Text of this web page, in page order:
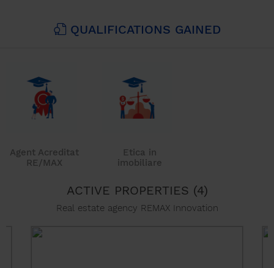
QUALIFICATIONS GAINED
Agent Acreditat
RE/MAX
Etica in
imobiliare
ACTIVE PROPERTIES (4)
Real estate agency REMAX Innovation